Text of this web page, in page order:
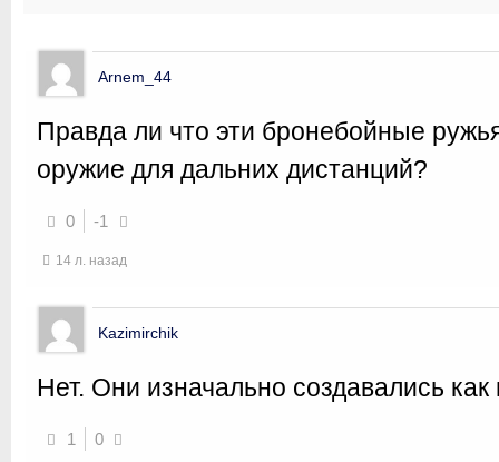
Arnem_44
Правда ли что эти бронебойные
оружие для дальних дистанций?
0 -1
14 л. назад
Kazimirchik
Нет. Они изначально создавались
1 0